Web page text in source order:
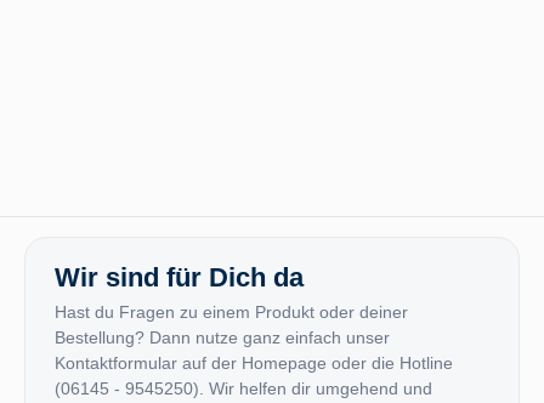
Wir sind für Dich da
Hast du Fragen zu einem Produkt oder deiner
Bestellung? Dann nutze ganz einfach unser
Kontaktformular auf der Homepage oder die Hotline
(06145 - 9545250). Wir helfen dir umgehend und